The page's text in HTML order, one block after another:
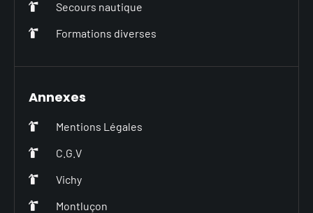
Secours nautique
Formations diverses
Annexes
Mentions Légales
C.G.V
Vichy
Montluçon